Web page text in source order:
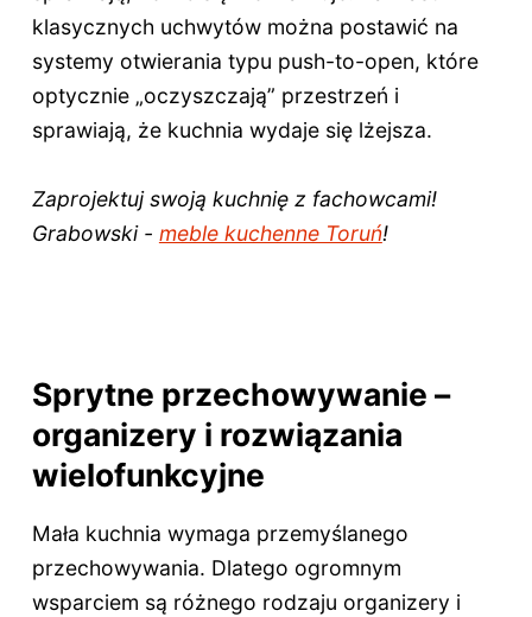
klasycznych uchwytów można postawić na
systemy otwierania typu push-to-open, które
optycznie „oczyszczają” przestrzeń i
sprawiają, że kuchnia wydaje się lżejsza.
Zaprojektuj swoją kuchnię z fachowcami!
Grabowski - meble kuchenne Toruń!
Sprytne przechowywanie –
organizery i rozwiązania
wielofunkcyjne
Mała kuchnia wymaga przemyślanego
przechowywania. Dlatego ogromnym
wsparciem są różnego rodzaju organizery i